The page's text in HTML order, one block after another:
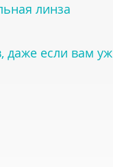
линза
даже если вам